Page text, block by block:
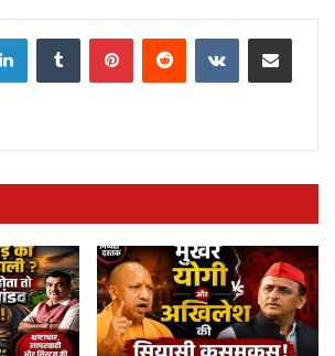
LinkedInTumblr PinterestReddit VKontakteShare via Email